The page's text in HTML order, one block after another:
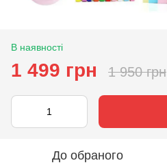
В наявності
1 499 грн 1 950 грн
До обраного